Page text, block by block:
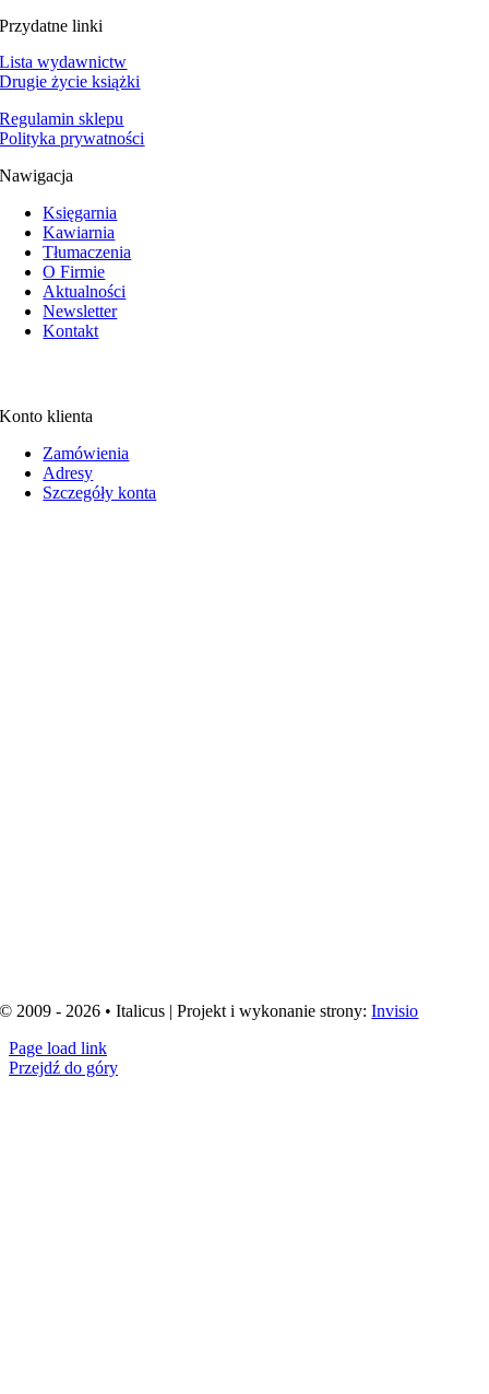
Przydatne linki
Lista wydawnictw
Drugie życie książki
Regulamin sklepu
Polityka prywatności
Nawigacja
Księgarnia
Kawiarnia
Tłumaczenia
O Firmie
Aktualności
Newsletter
Kontakt
Konto klienta
Zamówienia
Adresy
Szczegóły konta
© 2009 - 2026 • Italicus | Projekt i wykonanie strony:Invisio
Page load link
Przejdź do góry